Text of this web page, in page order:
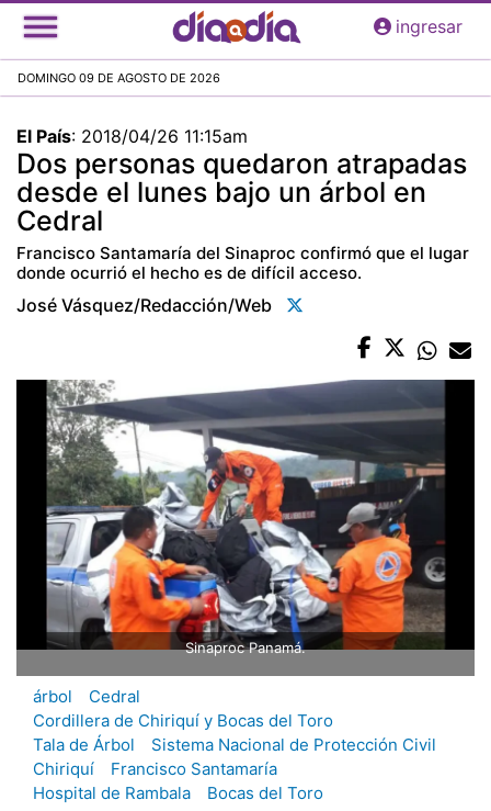
Pasar
al
principal
ingresar
DOMINGO 09 DE AGOSTO DE 2026
El País: 2018/04/26 11:15am
Dos personas quedaron atrapadas
desde el lunes bajo un árbol en
Cedral
Francisco Santamaría del Sinaproc confirmó que el lugar
donde ocurrió el hecho es de difícil acceso.
José Vásquez/redacción/web
Sinaproc Panamá.
árbol
Cedral
Cordillera de Chiriquí y Bocas del Toro
Tala de Árbol
Sistema Nacional de Protección Civil
Chiriquí
Francisco Santamaría
Hospital de Rambala
Bocas del Toro